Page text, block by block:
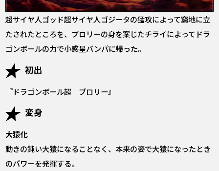
超サイヤ人ゴッド超サイヤ人ゴジータの猛攻によって窮地に立
たされたところを、ブロリーの身を案じたチライによってドラ
ゴンボールの力で小惑星バンパに帰った。
初出
『ドラゴンボール超 ブロリー』
変身
大猿化
動きの鈍い大猿になることなく、本来の姿で大猿になったとき
のパワーを発揮する。